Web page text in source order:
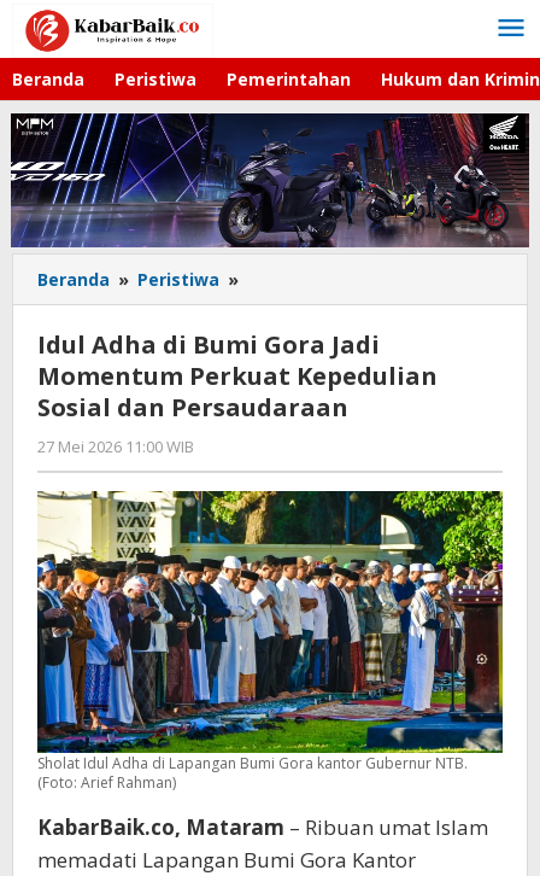
Lewati
konten
Beranda Peristiwa Pemerintahan Hukum dan
Beranda » Peristiwa »
Adha
di
Bumi
Gora
Jadi
Sosial
dan
Persaudaraan
Idul Adha di Bumi Gora Jadi
Momentum Perkuat Kepedulian
Sosial dan Persaudaraan
27 Mei 2026 11:00 WIB
Faisal
Sholat Idul Adha di Lapangan Bumi Gora kantor Gubernur NTB.
(Foto: Arief Rahman)
KabarBaik.co, Mataram – Ribuan umat Islam
memadati Lapangan Bumi Gora Kantor